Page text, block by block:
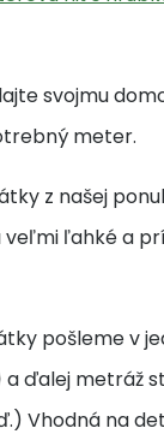
svojmu
meter.
z našej
ľahké a
pošleme v
a ďalej metráž
Vhodná na